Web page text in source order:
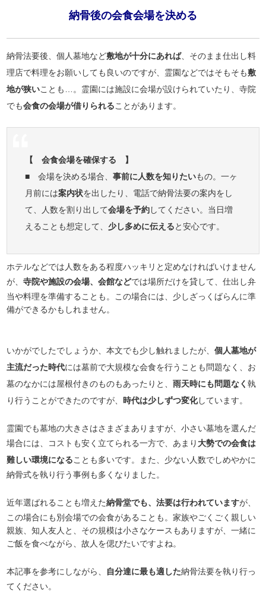
納骨後の会食会場を決める
納骨法要後、個人墓地など敷地が十分にあれば、そのまま仕出し料
理店で料理をお願いしても良いのですが、霊園などではそもそも敷
地が狭いことも…。霊園には施設に会場が設けられていたり、寺院
でも会食の会場が借りられることがあります。
【 会食会場を確保する 】
■ 会場を決める場合、事前に人数を知りたいもの。一ヶ
月前には案内状を出したり、電話で納骨法要の案内をし
て、人数を割り出して会場を予約してください。当日増
えることも想定して、 少し多めに伝えると安心です。
ホテルなどでは人数をある程度ハッキリと定めなければいけません
が、寺院や施設の会場、会館などでは場所だけを貸して、仕出し弁
当や料理を準備することも。この場合には、少しざっくばらんに準
備ができるかもしれません。
いかがでしたでしょうか、本文でも少し触れましたが、個人墓地が
主流だった時代には墓前で大規模な会食を行うことも問題なく、お
墓のなかには屋根付きのものもあったりと、雨天時にも問題なく執
り行うことができたのですが、 時代は少しずつ変化しています。
霊園でも墓地の大きさはさまざまありますが、小さい墓地を選んだ
場合には、コストも安く立てられる一方で、あまり 大勢での会食は
難しい環境になることも多いです。また、少ない人数でしめやかに
納骨式を執り行う事例も多くなりました。
近年選ばれることも増えた納骨堂でも、法要は行われていますが、
この場合にも別会場での会食があることも。家族やごくごく親しい
親族、知人友人と、その規模は小さなケースもありますが、一緒に
ご飯を食べながら、故人を偲びたいですよね。
本記事を参考にしながら、 自分達に最も適した納骨法要を執り行っ
てください。